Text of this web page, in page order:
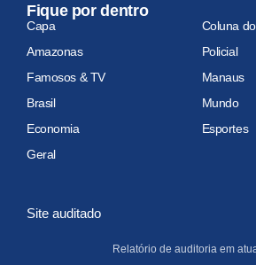
Fique por dentro
Capa
Coluna
Amazonas
Policial
Famosos & TV
Manaus
Brasil
Mundo
Economia
Esportes
Geral
Site auditado
Relatório de auditoria em